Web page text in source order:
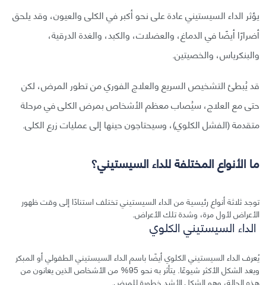
يؤثر الداء السيستيني عادة على نحو أكبر في الكلى والعيون، وقد يلحق
أضرارًا أيضًا في الدماغ، والعضلات، والكبد، والغدة الدرقية،
والبنكرياس، والخصيتين.
قد يُبطئ التشخيص السريع والعلاج الفوري من تطور المرض، لكن
حتى مع العلاج، سيُصاب معظم الأشخاص بمرض الكلى في مرحلة
متقدمة (الفشل الكلوي)، وسيحتاجون حينها إلى عمليات زرع الكلى.
ما الأنواع المختلفة للداء السيستيني؟
توجد ثلاثة أنواع رئيسية من الداء السيستيني تختلف استنادًا إلى وقت ظهور
الأعراض لأول مرة، وشدة تلك الأعراض.
الداء السيستيني الكلوي
يُعرف الداء السيستيني الكلوي أيضًا باسم الداء السيستيني الطفولي أو المبكر
ويعد الشكل الأكثر شيوعًا. يتأثر به نحو 95% من الأشخاص الذين يعانون من
هذه الحالة، وهو الشكل الأشد خطورة للمرض.